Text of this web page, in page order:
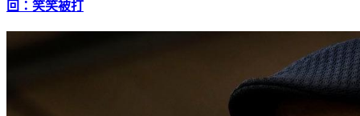
回：笑笑被打